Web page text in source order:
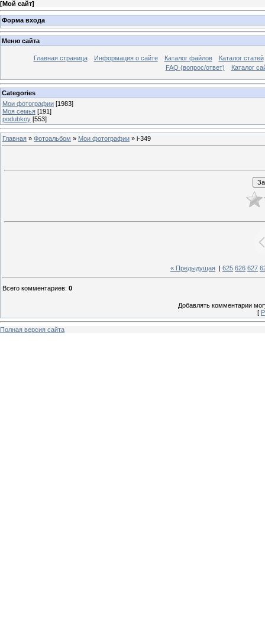
[Мой сайт]
Форма входа
Меню сайта
Главная страница Информация о сайте Каталог файлов
Каталог статей
FAQ (вопрос/ответ)
Каталог
Categories
Мои фотографии [1983]
Моя семья [191]
podubkoy [553]
Главная » Фотоальбом » Мои фотографии » i-349
« Предыдущая 625 626 627
Всего комментариев: 0
Добавлять комментарии
[
Полная версия сайта